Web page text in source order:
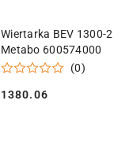
Wiertarka BEV 1300-2
Metabo 600574000
(0)
Cena:
1380.06
DODAJ DO KOSZYKA